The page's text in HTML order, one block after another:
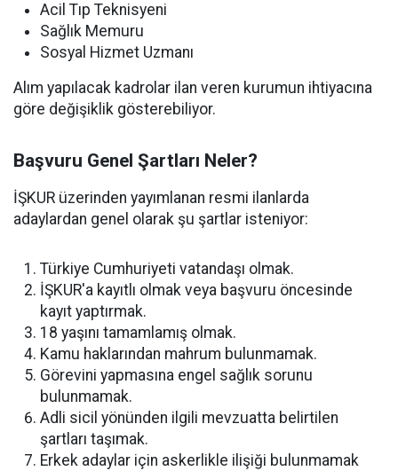
Acil Tıp Teknisyeni
Sağlık Memuru
Sosyal Hizmet Uzmanı
Alım yapılacak kadrolar ilan veren kurumun ihtiyacına
göre değişiklik gösterebiliyor.
Başvuru Genel Şartları Neler?
İŞKUR üzerinden yayımlanan resmi ilanlarda
adaylardan genel olarak şu şartlar isteniyor:
Türkiye Cumhuriyeti vatandaşı olmak.
İŞKUR'a kayıtlı olmak veya başvuru öncesinde
kayıt yaptırmak.
18 yaşını tamamlamış olmak.
Kamu haklarından mahrum bulunmamak.
Görevini yapmasına engel sağlık sorunu
bulunmamak.
Adli sicil yönünden ilgili mevzuatta belirtilen
şartları taşımak.
Erkek adaylar için askerlikle ilişiği bulunmamak